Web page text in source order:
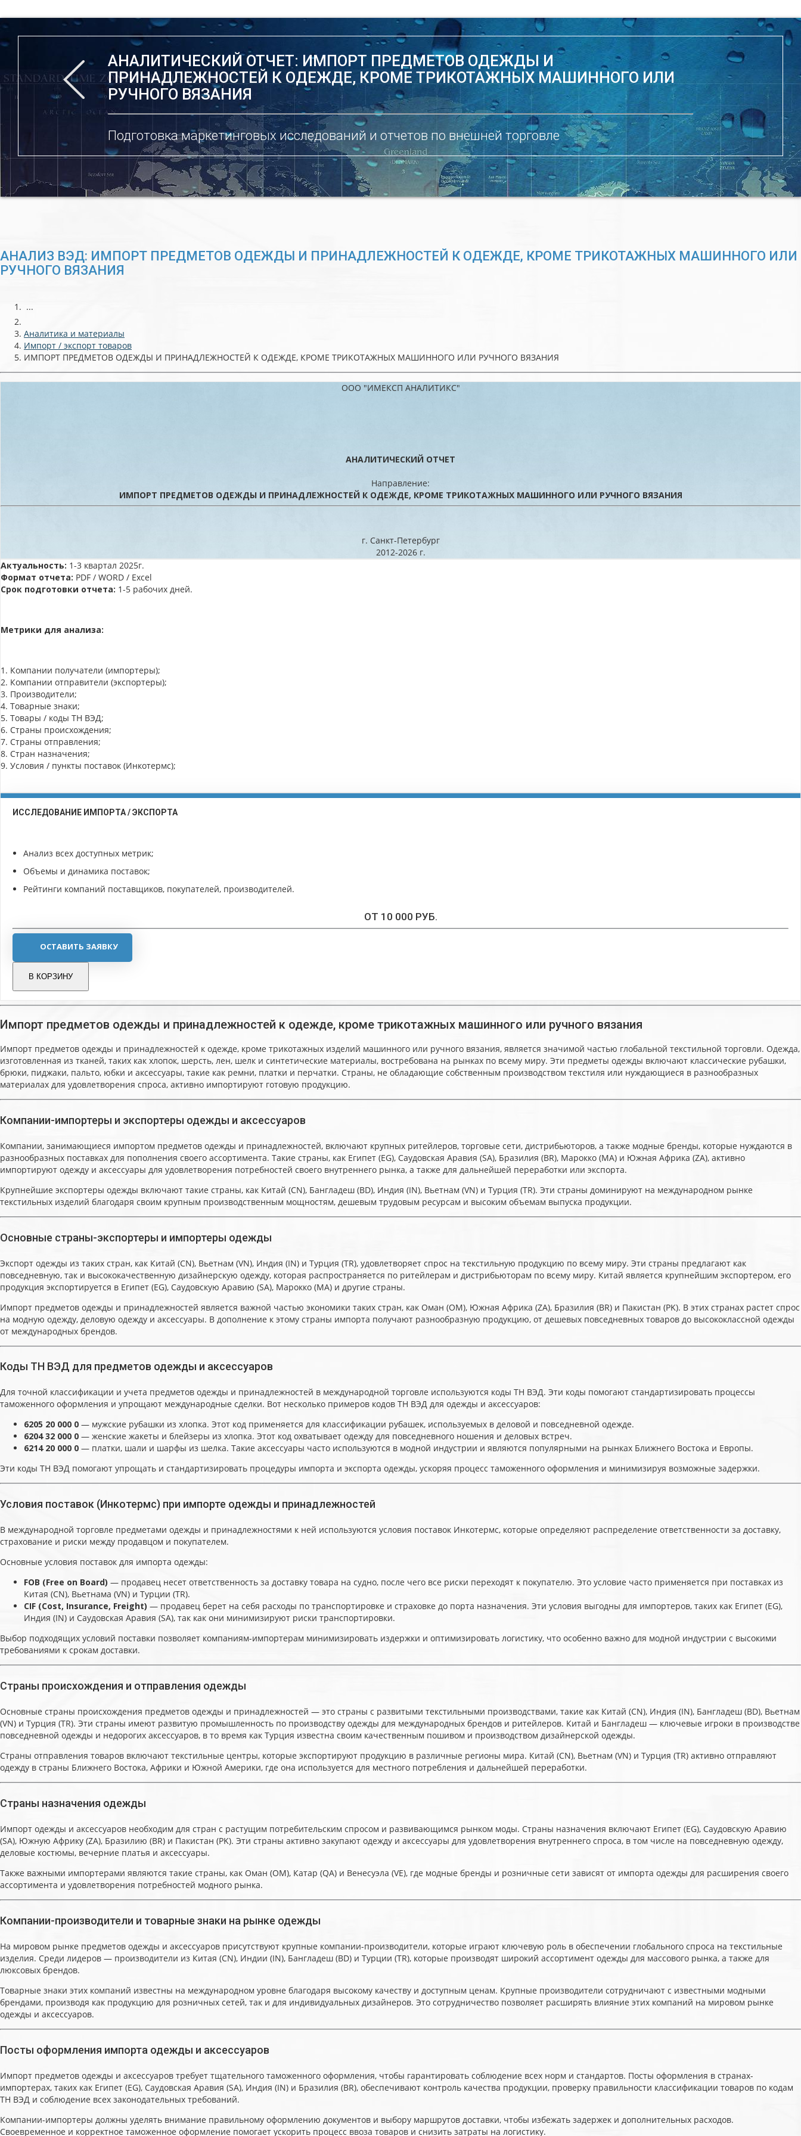
АНАЛИТИЧЕСКИЙ ОТЧЕТ: ИМПОРТ ПРЕДМЕТОВ ОДЕЖДЫ И
ПРИНАДЛЕЖНОСТЕЙ К ОДЕЖДЕ, КРОМЕ ТРИКОТАЖНЫХ МАШИННОГО ИЛИ
РУЧНОГО ВЯЗАНИЯ
Подготовка маркетинговых исследований и отчетов по внешней торговле
АНАЛИЗ ВЭД: ИМПОРТ ПРЕДМЕТОВ ОДЕЖДЫ И ПРИНАДЛЕЖНОСТЕЙ К ОДЕЖДЕ, КРОМЕ ТРИКОТАЖНЫХ МАШИННОГО ИЛИ
РУЧНОГО ВЯЗАНИЯ
...
Аналитика и материалы
Импорт / экспорт товаров
ИМПОРТ ПРЕДМЕТОВ ОДЕЖДЫ И ПРИНАДЛЕЖНОСТЕЙ К ОДЕЖДЕ, КРОМЕ ТРИКОТАЖНЫХ МАШИННОГО ИЛИ РУЧНОГО ВЯЗАНИЯ
ООО "ИМЕКСП АНАЛИТИКС"
АНАЛИТИЧЕСКИЙ ОТЧЕТ
Направление:
ИМПОРТ ПРЕДМЕТОВ ОДЕЖДЫ И ПРИНАДЛЕЖНОСТЕЙ К ОДЕЖДЕ, КРОМЕ ТРИКОТАЖНЫХ МАШИННОГО ИЛИ РУЧНОГО ВЯЗАНИЯ
г. Санкт-Петербург
2012-2026 г.
Актуальность: 1-3 квартал 2025г.
Формат отчета: PDF / WORD / Excel
Срок подготовки отчета: 1-5 рабочих дней.
Метрики для анализа:
1. Компании получатели (импортеры);
2. Компании отправители (экспортеры);
3. Производители;
4. Товарные знаки;
5. Товары / коды ТН ВЭД;
6. Страны происхождения;
7. Страны отправления;
8. Стран назначения;
9. Условия / пункты поставок (Инкотермс);
ИССЛЕДОВАНИЕ ИМПОРТА / ЭКСПОРТА
Анализ всех доступных метрик;
Объемы и динамика поставок;
Рейтинги компаний поставщиков, покупателей, производителей.
ОТ 10 000 РУБ.
ОСТАВИТЬ ЗАЯВКУ
В КОРЗИНУ
Импорт предметов одежды и принадлежностей к одежде, кроме трикотажных машинного или ручного вязания
Импорт предметов одежды и принадлежностей к одежде, кроме трикотажных изделий машинного или ручного вязания, является значимой частью глобальной текстильной торговли. Одежда,
изготовленная из тканей, таких как хлопок, шерсть, лен, шелк и синтетические материалы, востребована на рынках по всему миру. Эти предметы одежды включают классические рубашки,
брюки, пиджаки, пальто, юбки и аксессуары, такие как ремни, платки и перчатки. Страны, не обладающие собственным производством текстиля или нуждающиеся в разнообразных
материалах для удовлетворения спроса, активно импортируют готовую продукцию.
Компании-импортеры и экспортеры одежды и аксессуаров
Компании, занимающиеся импортом предметов одежды и принадлежностей, включают крупных ритейлеров, торговые сети, дистрибьюторов, а также модные бренды, которые нуждаются в
разнообразных поставках для пополнения своего ассортимента. Такие страны, как Египет (EG), Саудовская Аравия (SA), Бразилия (BR), Марокко (MA) и Южная Африка (ZA), активно
импортируют одежду и аксессуары для удовлетворения потребностей своего внутреннего рынка, а также для дальнейшей переработки или экспорта.
Крупнейшие экспортеры одежды включают такие страны, как Китай (CN), Бангладеш (BD), Индия (IN), Вьетнам (VN) и Турция (TR). Эти страны доминируют на международном рынке
текстильных изделий благодаря своим крупным производственным мощностям, дешевым трудовым ресурсам и высоким объемам выпуска продукции.
Основные страны-экспортеры и импортеры одежды
Экспорт одежды из таких стран, как Китай (CN), Вьетнам (VN), Индия (IN) и Турция (TR), удовлетворяет спрос на текстильную продукцию по всему миру. Эти страны предлагают как
повседневную, так и высококачественную дизайнерскую одежду, которая распространяется по ритейлерам и дистрибьюторам по всему миру. Китай является крупнейшим экспортером, его
продукция экспортируется в Египет (EG), Саудовскую Аравию (SA), Марокко (MA) и другие страны.
Импорт предметов одежды и принадлежностей является важной частью экономики таких стран, как Оман (OM), Южная Африка (ZA), Бразилия (BR) и Пакистан (PK). В этих странах растет спрос
на модную одежду, деловую одежду и аксессуары. В дополнение к этому страны импорта получают разнообразную продукцию, от дешевых повседневных товаров до высококлассной одежды
от международных брендов.
Коды ТН ВЭД для предметов одежды и аксессуаров
Для точной классификации и учета предметов одежды и принадлежностей в международной торговле используются коды ТН ВЭД. Эти коды помогают стандартизировать процессы
таможенного оформления и упрощают международные сделки. Вот несколько примеров кодов ТН ВЭД для одежды и аксессуаров:
6205 20 000 0 — мужские рубашки из хлопка. Этот код применяется для классификации рубашек, используемых в деловой и повседневной одежде.
6204 32 000 0 — женские жакеты и блейзеры из хлопка. Этот код охватывает одежду для повседневного ношения и деловых встреч.
6214 20 000 0 — платки, шали и шарфы из шелка. Такие аксессуары часто используются в модной индустрии и являются популярными на рынках Ближнего Востока и Европы.
Эти коды ТН ВЭД помогают упрощать и стандартизировать процедуры импорта и экспорта одежды, ускоряя процесс таможенного оформления и минимизируя возможные задержки.
Условия поставок (Инкотермс) при импорте одежды и принадлежностей
В международной торговле предметами одежды и принадлежностями к ней используются условия поставок Инкотермс, которые определяют распределение ответственности за доставку,
страхование и риски между продавцом и покупателем.
Основные условия поставок для импорта одежды:
FOB (Free on Board) — продавец несет ответственность за доставку товара на судно, после чего все риски переходят к покупателю. Это условие часто применяется при поставках из
Китая (CN), Вьетнама (VN) и Турции (TR).
CIF (Cost, Insurance, Freight) — продавец берет на себя расходы по транспортировке и страховке до порта назначения. Эти условия выгодны для импортеров, таких как Египет (EG),
Индия (IN) и Саудовская Аравия (SA), так как они минимизируют риски транспортировки.
Выбор подходящих условий поставки позволяет компаниям-импортерам минимизировать издержки и оптимизировать логистику, что особенно важно для модной индустрии с высокими
требованиями к срокам доставки.
Страны происхождения и отправления одежды
Основные страны происхождения предметов одежды и принадлежностей — это страны с развитыми текстильными производствами, такие как Китай (CN), Индия (IN), Бангладеш (BD), Вьетнам
(VN) и Турция (TR). Эти страны имеют развитую промышленность по производству одежды для международных брендов и ритейлеров. Китай и Бангладеш — ключевые игроки в производстве
повседневной одежды и недорогих аксессуаров, в то время как Турция известна своим качественным пошивом и производством дизайнерской одежды.
Страны отправления товаров включают текстильные центры, которые экспортируют продукцию в различные регионы мира. Китай (CN), Вьетнам (VN) и Турция (TR) активно отправляют
одежду в страны Ближнего Востока, Африки и Южной Америки, где она используется для местного потребления и дальнейшей переработки.
Страны назначения одежды
Импорт одежды и аксессуаров необходим для стран с растущим потребительским спросом и развивающимся рынком моды. Страны назначения включают Египет (EG), Саудовскую Аравию
(SA), Южную Африку (ZA), Бразилию (BR) и Пакистан (PK). Эти страны активно закупают одежду и аксессуары для удовлетворения внутреннего спроса, в том числе на повседневную одежду,
деловые костюмы, вечерние платья и аксессуары.
Также важными импортерами являются такие страны, как Оман (OM), Катар (QA) и Венесуэла (VE), где модные бренды и розничные сети зависят от импорта одежды для расширения своего
ассортимента и удовлетворения потребностей модного рынка.
Компании-производители и товарные знаки на рынке одежды
На мировом рынке предметов одежды и аксессуаров присутствуют крупные компании-производители, которые играют ключевую роль в обеспечении глобального спроса на текстильные
изделия. Среди лидеров — производители из Китая (CN), Индии (IN), Бангладеш (BD) и Турции (TR), которые производят широкий ассортимент одежды для массового рынка, а также для
люксовых брендов.
Товарные знаки этих компаний известны на международном уровне благодаря высокому качеству и доступным ценам. Крупные производители сотрудничают с известными модными
брендами, производя как продукцию для розничных сетей, так и для индивидуальных дизайнеров. Это сотрудничество позволяет расширять влияние этих компаний на мировом рынке
одежды и аксессуаров.
Посты оформления импорта одежды и аксессуаров
Импорт предметов одежды и аксессуаров требует тщательного таможенного оформления, чтобы гарантировать соблюдение всех норм и стандартов. Посты оформления в странах-
импортерах, таких как Египет (EG), Саудовская Аравия (SA), Индия (IN) и Бразилия (BR), обеспечивают контроль качества продукции, проверку правильности классификации товаров по кодам
ТН ВЭД и соблюдение всех законодательных требований.
Компании-импортеры должны уделять внимание правильному оформлению документов и выбору маршрутов доставки, чтобы избежать задержек и дополнительных расходов.
Своевременное и корректное таможенное оформление помогает ускорить процесс ввоза товаров и снизить затраты на логистику.